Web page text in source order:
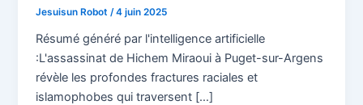
Jesuisun Robot/4 juin 2025
Résumé généré par l'intelligence artificielle
:L'assassinat de Hichem Miraoui à Puget-sur-Argens
révèle les profondes fractures raciales et
islamophobes qui traversent […]